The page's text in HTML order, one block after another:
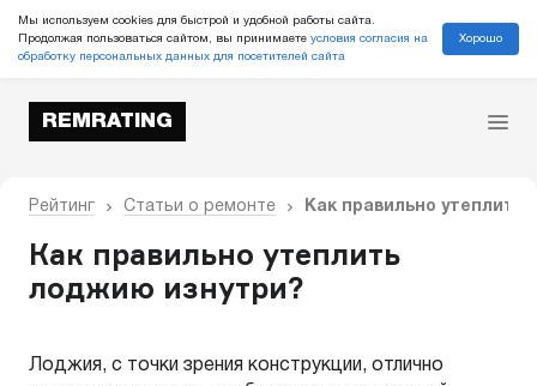
Мы используем cookies для быстрой и удобной работы сайта.
Продолжая пользоваться сайтом, вы принимаете условия согласия на
обработку персональных данных для посетителей сайта
Хорошо
REMRATING
Рейтинг Статьи о ремонте Как правильно утеплить
Как правильно утеплить
лоджию изнутри?
Лоджия, с точки зрения конструкции, отлично